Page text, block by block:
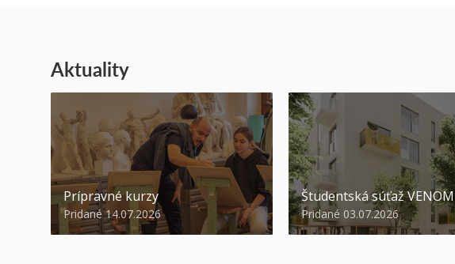
Aktuality
Prípravné kurzy
Pridané 14.07.2026
Študentská súťaž VENOM
Pridané 03.07.2026